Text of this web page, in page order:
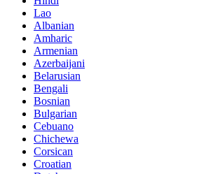
Lao
Albanian
Amharic
Armenian
Azerbaijani
Belarusian
Bengali
Bosnian
Bulgarian
Cebuano
Chichewa
Corsican
Croatian